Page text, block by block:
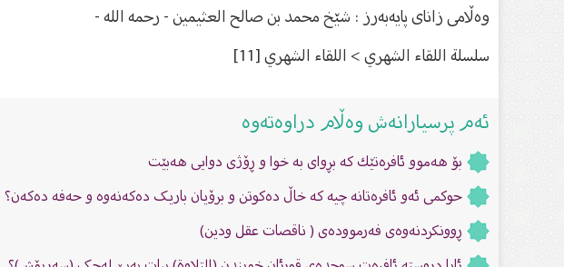
وەڵامى زاناى پایەبەرز : شێخ محمد بن صالح العثیمین - رحمه الله -
سلسلة اللقاء الشهري > اللقاء الشهري [11]
ئەم پرسیارانەش وەڵام دراوەتەوە
بۆ هەموو ئافرەتێك كە بڕوای بە خوا و ڕۆژی دوایی هەبێت
حوکمى ئەو ئافرەتانە چیە کە خاڵ دەکوتن و برۆیان باریک دەکەنەوە و حەفە دەکەن؟
ڕوونكردنەوەی فەرموودەی ( ناقصات عقل ودين)